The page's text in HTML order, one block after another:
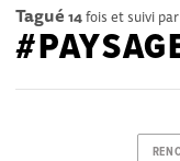
Tagué 14fois et suivi